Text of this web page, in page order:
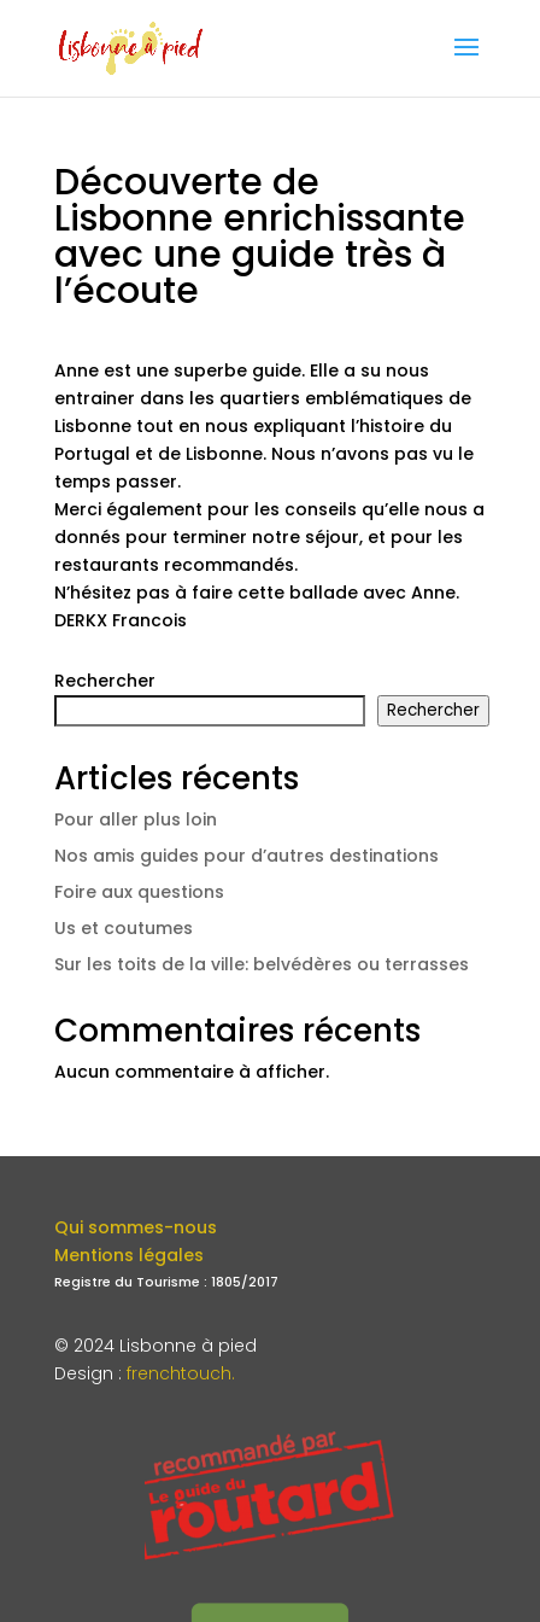
Découverte de
Lisbonne enrichissante
avec une guide très à
l’écoute
Anne est une superbe guide. Elle a su nous
entrainer dans les quartiers emblématiques de
Lisbonne tout en nous expliquant l’histoire du
Portugal et de Lisbonne. Nous n’avons pas vu le
temps passer.
Merci également pour les conseils qu’elle nous a
donnés pour terminer notre séjour, et pour les
restaurants recommandés.
N’hésitez pas à faire cette ballade avec Anne.
DERKX Francois
Rechercher
Rechercher
Articles récents
Pour aller plus loin
Nos amis guides pour d’autres destinations
Foire aux questions
Us et coutumes
Sur les toits de la ville: belvédères ou terrasses
Commentaires récents
Aucun commentaire à afficher.
Qui sommes-nous
Mentions légales
Registre du Tourisme : 1805/2017
© 2024 Lisbonne à pied
Design : frenchtouch.